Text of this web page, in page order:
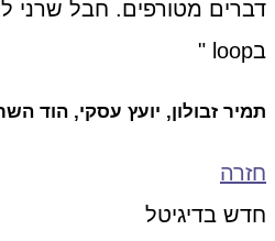
דברים מטורפים. חבל שרני
בloop "
תמיר זבולון, יועץ עסקי, הוד
חזרה
חדש בדיגיטל